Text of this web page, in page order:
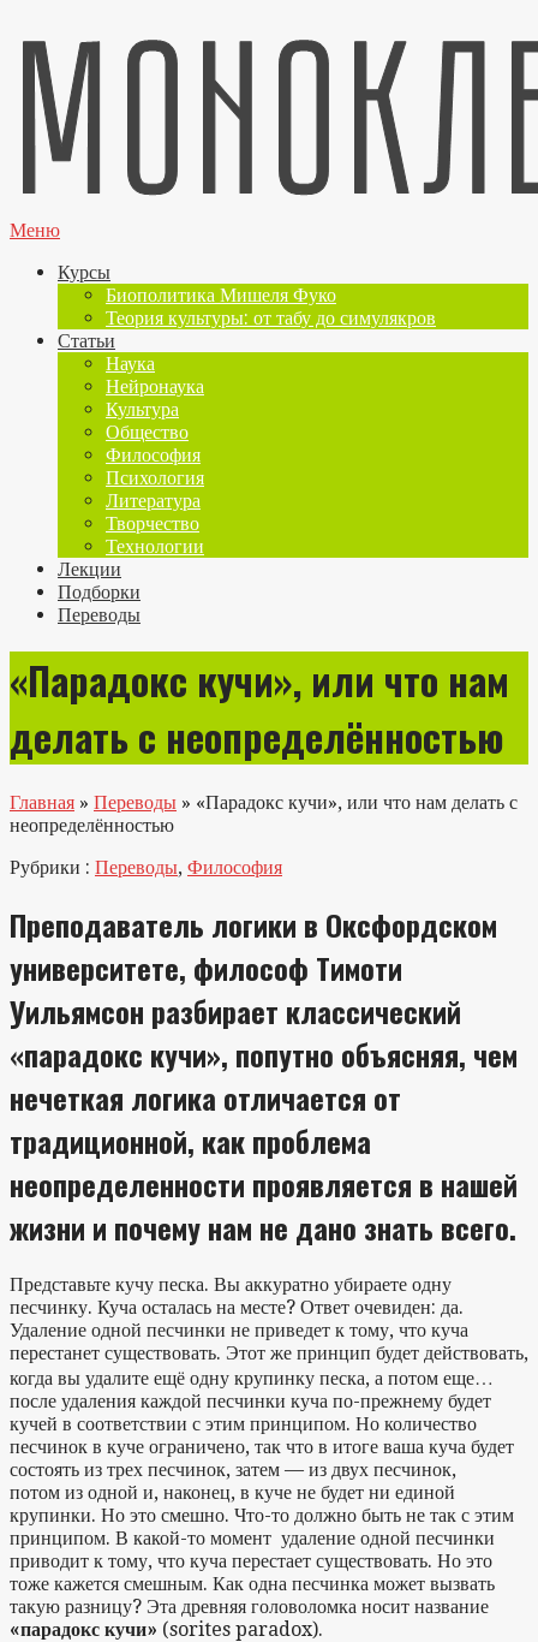
Меню
Курсы
Биополитика Мишеля Фуко
Теория культуры: от табу до симулякров
Статьи
Наука
Нейронаука
Культура
Общество
Философия
Психология
Литература
Творчество
Технологии
Лекции
Подборки
Переводы
«Парадокс кучи», или что нам
делать с неопределённостью
Главная » Переводы » «Парадокс кучи», или что нам делать с
неопределённостью
Рубрики : Переводы, Философия
Преподаватель логики в Оксфордском
университете, философ Тимоти
Уильямсон разбирает классический
«парадокс кучи», попутно объясняя, чем
нечеткая логика отличается от
традиционной, как проблема
неопределенности проявляется в нашей
жизни и почему нам не дано знать всего.
Представьте кучу песка. Вы аккуратно убираете одну
песчинку. Куча осталась на месте? Ответ очевиден: да.
Удаление одной песчинки не приведет к тому, что куча
перестанет существовать. Этот же принцип будет действовать,
когда вы удалите ещё одну крупинку песка, а потом еще…
после удаления каждой песчинки куча по-прежнему будет
кучей в соответствии с этим принципом. Но количество
песчинок в куче ограничено, так что в итоге ваша куча будет
состоять из трех песчинок, затем — из двух песчинок,
потом из одной и, наконец, в куче не будет ни единой
крупинки. Но это смешно. Что-то должно быть не так с этим
принципом. В какой-то момент удаление одной песчинки
приводит к тому, что куча перестает существовать. Но это
тоже кажется смешным. Как одна песчинка может вызвать
такую разницу? Эта древняя головоломка носит название
«парадокс кучи» (sorites paradox).